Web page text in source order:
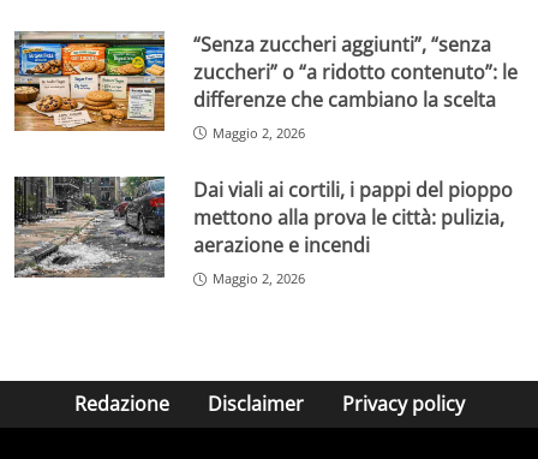
“Senza zuccheri aggiunti”, “senza
zuccheri” o “a ridotto contenuto”: le
differenze che cambiano la scelta
Maggio 2, 2026
Dai viali ai cortili, i pappi del pioppo
mettono alla prova le città: pulizia,
aerazione e incendi
Maggio 2, 2026
Redazione Disclaimer Privacy policy